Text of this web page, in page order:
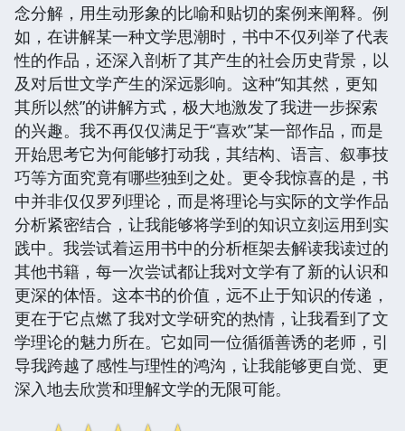
念分解，用生动形象的比喻和贴切的案例来阐释。例
如，在讲解某一种文学思潮时，书中不仅列举了代表
性的作品，还深入剖析了其产生的社会历史背景，以
及对后世文学产生的深远影响。这种“知其然，更知
其所以然”的讲解方式，极大地激发了我进一步探索
的兴趣。我不再仅仅满足于“喜欢”某一部作品，而是
开始思考它为何能够打动我，其结构、语言、叙事技
巧等方面究竟有哪些独到之处。更令我惊喜的是，书
中并非仅仅罗列理论，而是将理论与实际的文学作品
分析紧密结合，让我能够将学到的知识立刻运用到实
践中。我尝试着运用书中的分析框架去解读我读过的
其他书籍，每一次尝试都让我对文学有了新的认识和
更深的体悟。这本书的价值，远不止于知识的传递，
更在于它点燃了我对文学研究的热情，让我看到了文
学理论的魅力所在。它如同一位循循善诱的老师，引
导我跨越了感性与理性的鸿沟，让我能够更自觉、更
深入地去欣赏和理解文学的无限可能。